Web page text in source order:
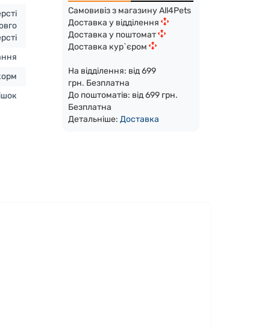
Самовивіз з магазину All4Pets
Доставка у відділення
Доставка у поштомат
Доставка кур`єром
На відділення: від 699
грн. Безплатна
До поштоматів: від 699 грн.
Безплатна
Детальніше:Доставка